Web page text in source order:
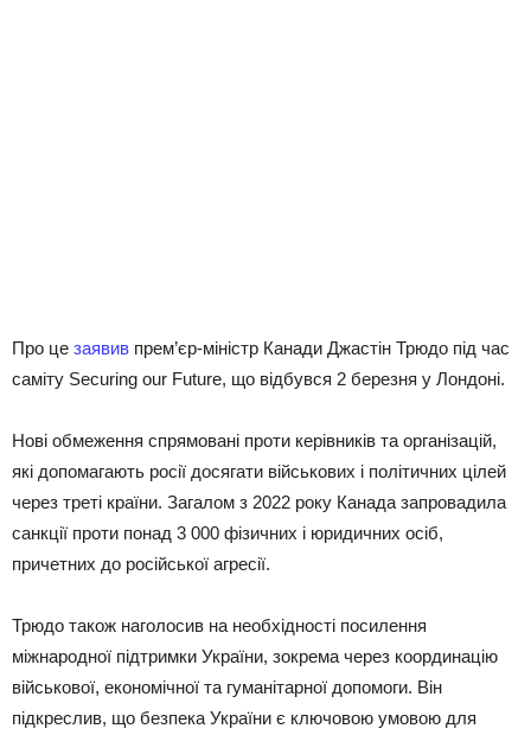
Про це заявив прем’єр-міністр Канади Джастін Трюдо під час
саміту Securing our Future, що відбувся 2 березня у Лондоні.
Нові обмеження спрямовані проти керівників та організацій,
які допомагають росії досягати військових і політичних цілей
через треті країни. Загалом з 2022 року Канада запровадила
санкції проти понад 3 000 фізичних і юридичних осіб,
причетних до російської агресії.
Трюдо також наголосив на необхідності посилення
міжнародної підтримки України, зокрема через координацію
військової, економічної та гуманітарної допомоги. Він
підкреслив, що безпека України є ключовою умовою для